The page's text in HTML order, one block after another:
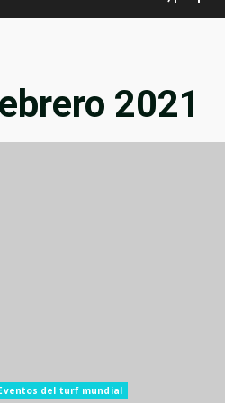
2021
del turf mundial